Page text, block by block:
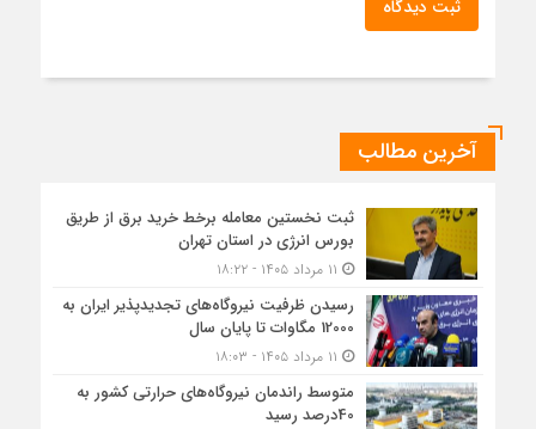
ثبت دیدگاه
آخرین مطالب
ثبت نخستین معامله برخط خرید برق از طریق
بورس انرژی در استان تهران
رسیدن ظرفیت نیروگاه‌های تجدیدپذیر ایران به
12000 مگاوات تا پایان سال
متوسط راندمان نیروگاه‌های حرارتی کشور به
40درصد رسید